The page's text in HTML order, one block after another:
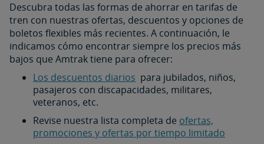
Descubra todas las formas de ahorrar en tarifas de
tren con nuestras ofertas, descuentos y opciones de
boletos flexibles más recientes. A continuación, le
indicamos cómo encontrar siempre los precios más
bajos que Amtrak tiene para ofrecer:
Los descuentos diarios para jubilados, niños,
pasajeros con discapacidades, militares,
veteranos, etc.
Revise nuestra lista completa de ofertas,
promociones y ofertas por tiempo limitado